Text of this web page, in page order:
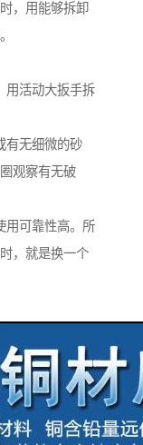
，用能够拆卸
用活动大扳手拆
有无细微的砂
观察有无破
用可靠性高。所
，就是换一个